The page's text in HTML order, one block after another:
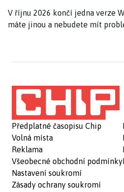
V říjnu 2026 končí jedna verze
máte jinou a nebudete mít
Předplatné časopisu Chip
Volná místa
Reklama
Všeobecné obchodní podmínky
Nastavení soukromí
Zásady ochrany soukromí